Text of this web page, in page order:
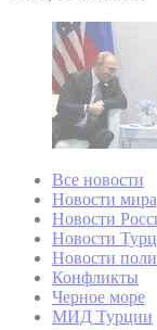
Все новости
Новости мира
Новости
Новости
Новости
Конфликты
Черное море
МИД Турции